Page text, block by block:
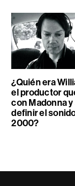
¿Quién era
el productor
con Madonna y
definir el
2000?